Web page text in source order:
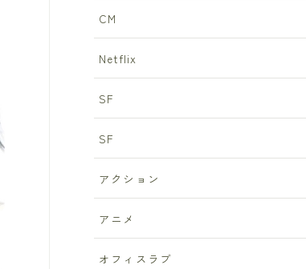
CM
Netflix
SF
SF
アクション
アニメ
オフィスラブ